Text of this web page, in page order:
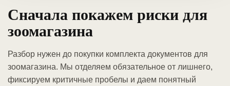
Сначала покажем риски для
зоомагазина
Разбор нужен до покупки комплекта документов для
зоомагазина. Мы отделяем обязательное от лишнего,
фиксируем критичные пробелы и даем понятный